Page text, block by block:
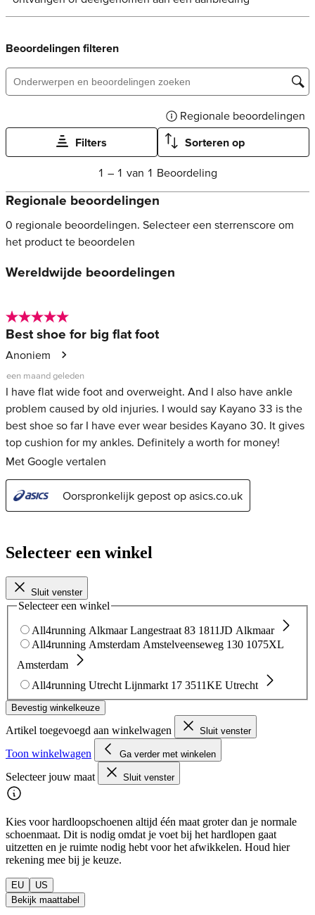
Selecteer een winkel
Sluit venster
Selecteer een winkel
All4running Alkmaar Langestraat 83 1811JD Alkmaar
All4running Amsterdam Amstelveenseweg 130 1075XL
Amsterdam
All4running Utrecht Lijnmarkt 17 3511KE Utrecht
Bevestig winkelkeuze
Artikel toegevoegd aan winkelwagen Sluit venster
Toon winkelwagen Ga verder met winkelen
Selecteer jouw maat Sluit venster
Kies voor hardloopschoenen altijd één maat groter dan je normale
schoenmaat. Dit is nodig omdat je voet bij het hardlopen gaat
uitzetten en je ruimte nodig hebt voor het afwikkelen. Houd hier
rekening mee bij je keuze.
EU
US
Bekijk maattabel